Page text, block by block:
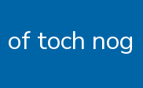
of toch nog